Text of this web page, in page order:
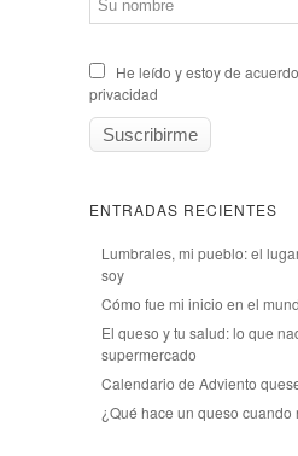
He leído y estoy de
privacidad
ENTRADAS RECIENTES
Lumbrales, mi pueblo: el
soy
Cómo fue mi inicio en el
El queso y tu salud: lo que
supermercado
Calendario de Adviento
¿Qué hace un queso cuando